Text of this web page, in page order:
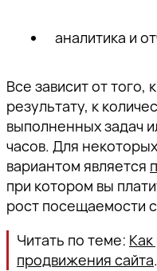
аналитика и
Все зависит от того,
результату, к
выполненных задач
часов. Для
вариантом является
при котором вы
рост посещаемости
Читать по теме:
продвижения сайта.